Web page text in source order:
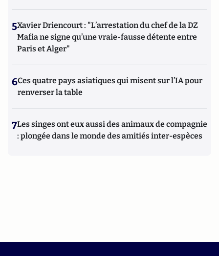
5Xavier Driencourt : "L’arrestation du chef de la DZ
Mafia ne signe qu’une vraie-fausse détente entre
Paris et Alger"
6Ces quatre pays asiatiques qui misent sur l’IA pour
renverser la table
7Les singes ont eux aussi des animaux de compagnie
: plongée dans le monde des amitiés inter-espèces